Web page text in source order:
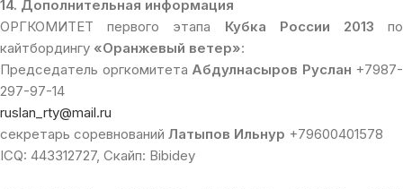
14. Дополнительная информация
ОРГКОМИТЕТ первого этапа Кубка России 2013 по
кайтбордингу «Оранжевый ветер»:
Председатель оргкомитета Абдулнасыров Руслан +7987-
297-97-14
ruslan_rty@mail.ru
секретарь соревнований Латыпов Ильнур +79600401578
ICQ: 443312727, Скайп: Bibidey